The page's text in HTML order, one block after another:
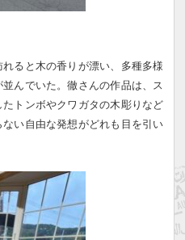
ると木の香りが漂い、多種多様
んでいた。徹さんの作品は、ス
トンボやクワガタの木彫りなど
い自由な発想がどれも目を引い